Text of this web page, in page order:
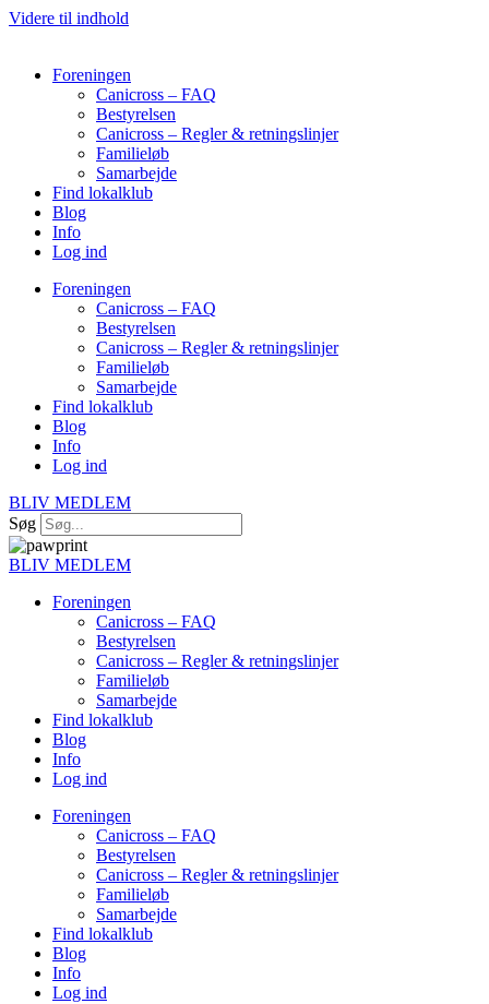
Videre til indhold
Foreningen
Canicross – FAQ
Bestyrelsen
Canicross – Regler & retningslinjer
Familieløb
Samarbejde
Find lokalklub
Blog
Info
Log ind
Foreningen
Canicross – FAQ
Bestyrelsen
Canicross – Regler & retningslinjer
Familieløb
Samarbejde
Find lokalklub
Blog
Info
Log ind
BLIV MEDLEM
Søg
BLIV MEDLEM
Foreningen
Canicross – FAQ
Bestyrelsen
Canicross – Regler & retningslinjer
Familieløb
Samarbejde
Find lokalklub
Blog
Info
Log ind
Foreningen
Canicross – FAQ
Bestyrelsen
Canicross – Regler & retningslinjer
Familieløb
Samarbejde
Find lokalklub
Blog
Info
Log ind